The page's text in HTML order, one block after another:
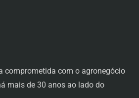
comprometida com o agronegócio
mais de 30 anos ao lado do